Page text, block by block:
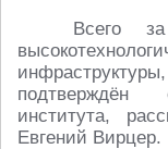
Всего
подтверждён
института,
Евгений Вирцер.